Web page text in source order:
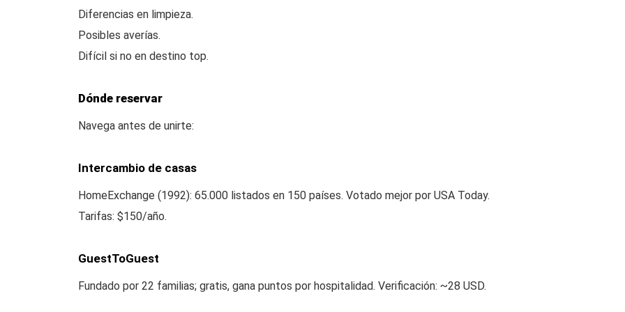
Diferencias en limpieza.
Posibles averías.
Difícil si no en destino top.
Dónde reservar
Navega antes de unirte:
Intercambio de casas
HomeExchange (1992): 65.000 listados en 150 países. Votado mejor por USA Today.
Tarifas: $150/año.
GuestToGuest
Fundado por 22 familias; gratis, gana puntos por hospitalidad. Verificación: ~28 USD.